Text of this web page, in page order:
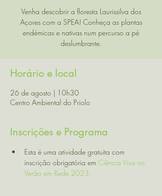
Venha descobrir a floresta Laurissilva dos
Açores com a SPEA! Conheça as plantas
endémicas e nativas num percurso a pé
Horário e local
26 de agosto | 10h30
Centro Ambiental do Priolo
Inscrições e Programa
Esta é uma atividade gratuita com
inscrição obrigatória em Ciência Viva no
Verão em Rede 2023.